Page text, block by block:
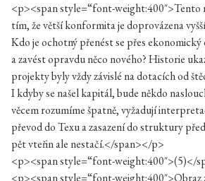
<p><span style=“font-weight:400″>Tento
tím, že větší konformita je doprovázena
Kdo je ochotný přenést se přes
a zavést opravdu něco nového? Historie
projekty byly vždy závislé na dotacích od
I kdyby se našel kapitál, bude někdo
věcem rozumíme špatně, vyžadují
převod do Texu a zasazení do struktury
pět vteřin ale nestačí.</span></p>
<p><span style=“font-weight:400″>(5)</
<p><span style=“font-weight:400″>Obraz